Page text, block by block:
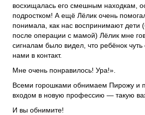
восхищалась его смешным находкам,
подростком! А ещё Лёлик очень
понимала, как нас воспринимают дети
после операции с мамой) Лёлик мне
сигналам было видел, что ребёнок
нами в контакт.
Мне очень понравилось! Ура!».
Всеми горошками обнимаем Пирожу и
входом в новую профессию — такую
И вы обнимите!